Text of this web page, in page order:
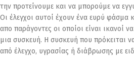
την προτείνουμε και να μπορούμε να
Οι έλεγχοι αυτοί έχουν ένα ευρύ φάσμα
απο παράγοντες οι οποίοι είναι ικανοί
μια συσκευή. Η συσκευή που πρόκειται
από έλεγχο, υγρασίας ή διάβρωσης με